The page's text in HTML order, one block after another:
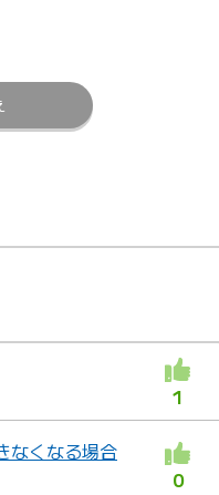
1
なくなる場合
0